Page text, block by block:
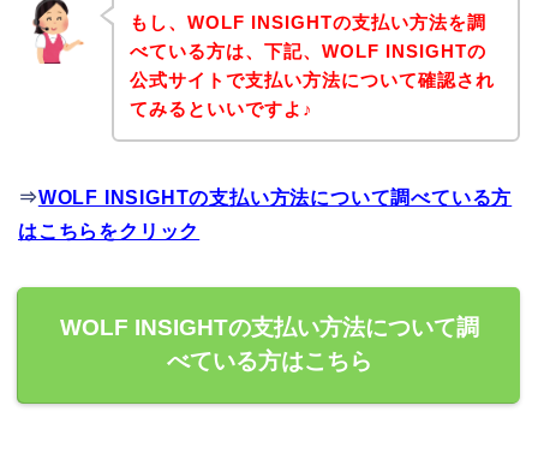
もし、WOLF INSIGHTの支払い方法を調
べている方は、下記、WOLF INSIGHTの
公式サイトで支払い方法について確認され
てみるといいですよ♪
⇒WOLF INSIGHTの支払い方法について調べている方
はこちらをクリック
WOLF INSIGHTの支払い方法について調
べている方はこちら